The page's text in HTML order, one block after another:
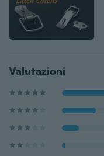
Valutazioni